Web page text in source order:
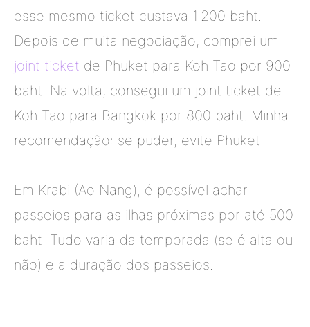
esse mesmo ticket custava 1.200 baht.
Depois de muita negociação, comprei um
joint ticket de Phuket para Koh Tao por 900
baht. Na volta, consegui um joint ticket de
Koh Tao para Bangkok por 800 baht. Minha
recomendação: se puder, evite Phuket.
Em Krabi (Ao Nang), é possível achar
passeios para as ilhas próximas por até 500
baht. Tudo varia da temporada (se é alta ou
não) e a duração dos passeios.